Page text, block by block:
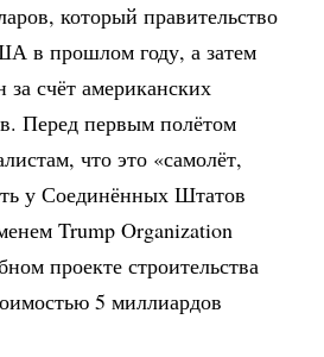
который правительство
в прошлом году, а затем
за счёт американских
Перед первым полётом
что это «самолёт,
у Соединённых Штатов
Trump Organization
проекте строительства
5 миллиардов